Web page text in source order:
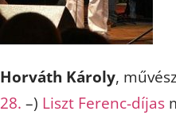
Horváth Károly,
28. –) Liszt Ferenc-díjas